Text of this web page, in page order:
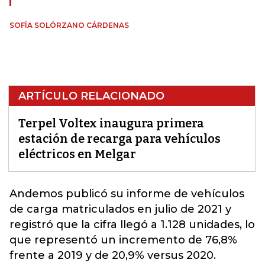
SOFÍA SOLÓRZANO CÁRDENAS
ARTÍCULO RELACIONADO
Terpel Voltex inaugura primera
estación de recarga para vehículos
eléctricos en Melgar
Andemos publicó su informe de vehículos
de carga matriculados en julio de 2021 y
registró que la cifra llegó a 1.128 unidades, lo
que representó un incremento de 76,8%
frente a 2019 y de 20,9% versus 2020.